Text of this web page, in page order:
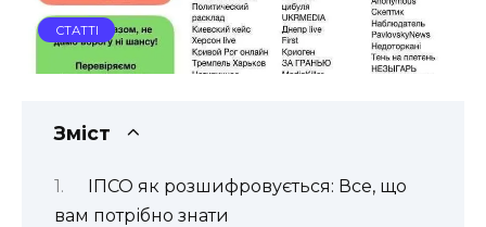
СТАТТІ
Зміст
ІПСО як розшифровується: Все, що
вам потрібно знати